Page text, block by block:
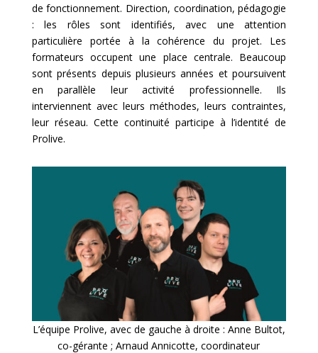
de fonctionnement. Direction, coordination, pédagogie
: les rôles sont identifiés, avec une attention
particulière portée à la cohérence du projet. Les
formateurs occupent une place centrale. Beaucoup
sont présents depuis plusieurs années et poursuivent
en parallèle leur activité professionnelle. Ils
interviennent avec leurs méthodes, leurs contraintes,
leur réseau. Cette continuité participe à l’identité de
Prolive.
L’équipe Prolive, avec de gauche à droite : Anne Bultot,
co-gérante ; Arnaud Annicotte, coordinateur